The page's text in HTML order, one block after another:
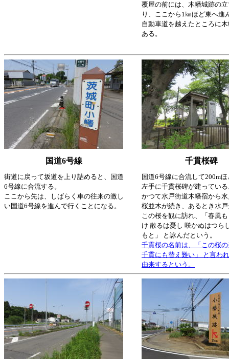
覆屋の前には、木幡城跡の
り、ここから1㎞ほど東へ進
自動車道を越えたところに
ある。
国道6号線 千貫桜碑
街道に戻って坂道を上り詰めると、国道
6号線に合流する。
ここから先は、しばらく車の往来の激し
い国道6号線を進んで行くことになる。
国道6号線に合流して200m
左手に千貫桜碑が建ってい
かつて水戸街道木幡宿から
桜並木が続き、あるとき水
この桜を観に訪れ、「春風
け 散るは憂し 咲かぬはつら
もと」 と詠んだという。
千貫桜の名前は、「この桜
千貫にも替え難い」 と言わ
由来するという。